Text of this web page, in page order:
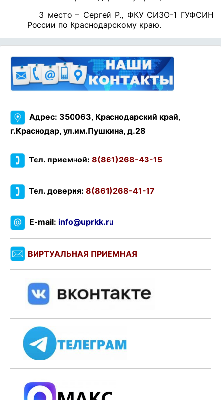
3 место – Сергей Р., ФКУ СИЗО-1 ГУФСИН
России по Краснодарскому краю.
Адрес: 350063, Краснодарский край,
г.Краснодар, ул.им.Пушкина, д.28
Тел. приемной: 8(861)268-43-15
Тел. доверия: 8(861)268-41-17
E-mail: info@uprkk.ru
ВИРТУАЛЬНАЯ ПРИЕМНАЯ